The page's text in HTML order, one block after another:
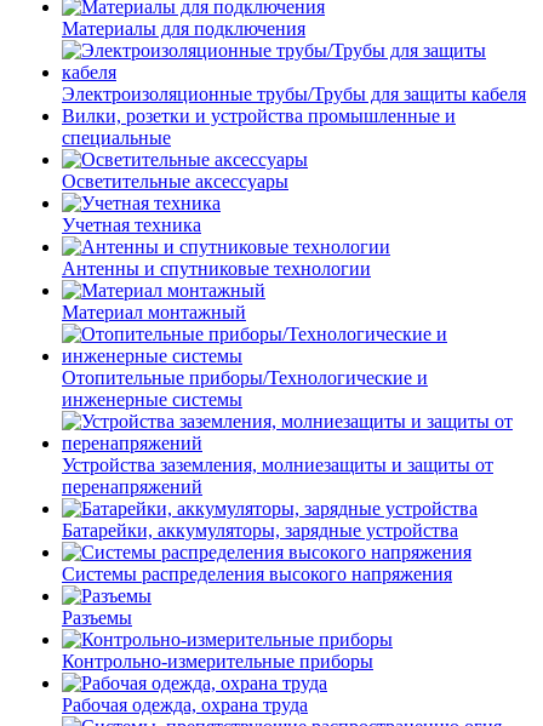
Материалы для подключения
Электроизоляционные трубы/Трубы для защиты кабеля
Вилки, розетки и устройства промышленные и
специальные
Осветительные аксессуары
Учетная техника
Антенны и спутниковые технологии
Материал монтажный
Отопительные приборы/Технологические и
инженерные системы
Устройства заземления, молниезащиты и защиты от
перенапряжений
Батарейки, аккумуляторы, зарядные устройства
Системы распределения высокого напряжения
Разъемы
Контрольно-измерительные приборы
Рабочая одежда, охрана труда